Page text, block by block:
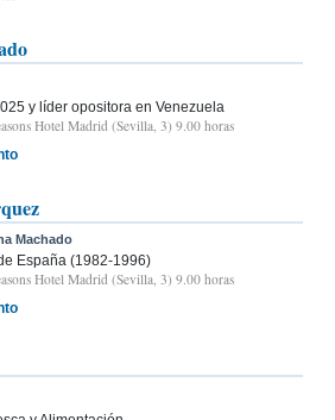
y líder opositora en Venezuela
Hotel Madrid (Sevilla, 3) 9.00 horas
Machado
España (1982-1996)
Hotel Madrid (Sevilla, 3) 9.00 horas